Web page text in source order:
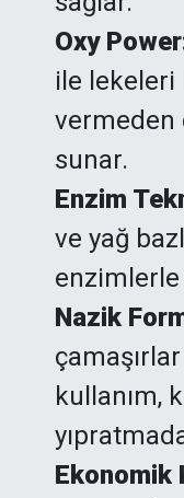
Oxy
ile lekeleri
vermeden
sunar.
Enzim
ve yağ
Nazik
kullanım,
Ekonomik